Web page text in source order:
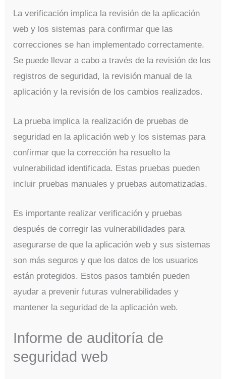
La verificación implica la revisión de la aplicación
web y los sistemas para confirmar que las
correcciones se han implementado correctamente.
Se puede llevar a cabo a través de la revisión de los
registros de seguridad, la revisión manual de la
aplicación y la revisión de los cambios realizados.
La prueba implica la realización de pruebas de
seguridad en la aplicación web y los sistemas para
confirmar que la corrección ha resuelto la
vulnerabilidad identificada. Estas pruebas pueden
incluir pruebas manuales y pruebas automatizadas.
Es importante realizar verificación y pruebas
después de corregir las vulnerabilidades para
asegurarse de que la aplicación web y sus sistemas
son más seguros y que los datos de los usuarios
están protegidos. Estos pasos también pueden
ayudar a prevenir futuras vulnerabilidades y
mantener la seguridad de la aplicación web.
Informe de auditoría de
seguridad web